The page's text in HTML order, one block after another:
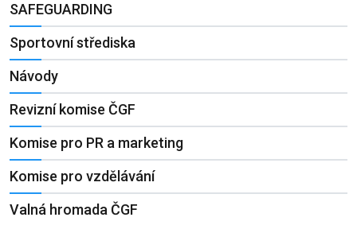
SAFEGUARDING
Sportovní střediska
Návody
Revizní komise ČGF
Komise pro PR a marketing
Komise pro vzdělávání
Valná hromada ČGF